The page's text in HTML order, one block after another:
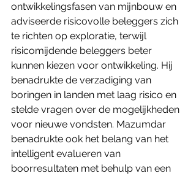
ontwikkelingsfasen van mijnbouw en
adviseerde risicovolle beleggers zich
te richten op exploratie, terwijl
risicomijdende beleggers beter
kunnen kiezen voor ontwikkeling. Hij
benadrukte de verzadiging van
boringen in landen met laag risico en
stelde vragen over de mogelijkheden
voor nieuwe vondsten. Mazumdar
benadrukte ook het belang van het
intelligent evalueren van
boorresultaten met behulp van een